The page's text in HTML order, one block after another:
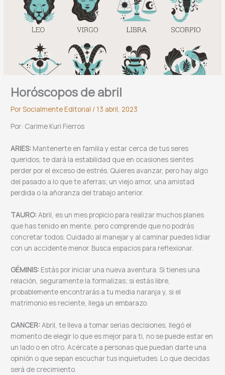
Horóscopos de abril
PorSocialmente Editorial / 13 abril, 2023
Por: Carime Kuri Fierros
ARIES: Mantenerte en familia y estar cerca de tus seres
queridos, te dará la estabilidad que en ocasiones sientes
perder por el exceso de estrés. Quieres avanzar, pero hay algo
del pasado a lo que te aferras; un viejo amor, una amistad
perdida o la añoranza del trabajo anterior.
TAURO:Abril, es un mes propicio para realizar muchos planes
que has tenido en mente, pero comprende que no podrás
concretar todos. Cuidado al manejar y al caminar puedes lidiar
con un accidente menor. Busca espacios para reflexionar.
GÉMINIS: Estás por iniciar una nueva aventura. Si tienes una
relación, seguramente la formalizas; si estás libre,
probablemente encontrarás a tu media naranja y, si el
matrimonio es reciente, llega un embarazo.
CANCER:Abril, te lleva a tomar serias decisiones, llegó el
momento de elegir lo que es mejor para ti, no se puede estar en
un lado o en otro. Acércate a personas que puedan darte una
opinión o que sepan escuchar tus inquietudes. Lo que decidas
será de crecimiento.